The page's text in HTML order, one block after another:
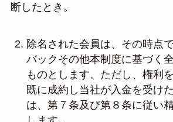
断したとき。
除名された会員は、その時点
バックその他本制度に基づく
ものとします。ただし、権利
既に成約し当社が入金を受け
は、第７条及び第８条に従い